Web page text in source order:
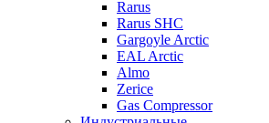
Rarus
Rarus SHC
Gargoyle Arctic
EAL Arctic
Almo
Zerice
Gas Compressor